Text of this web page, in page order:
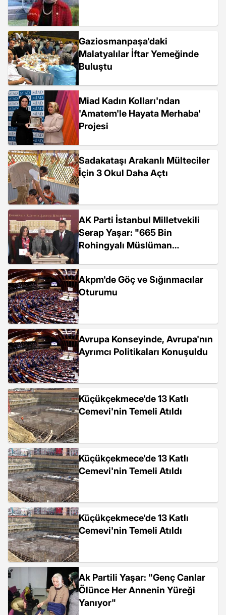
Gaziosmanpaşa'daki
Malatyalılar İftar Yemeğinde
Buluştu
Miad Kadın Kolları'ndan
'Amatem'le Hayata Merhaba'
Projesi
Sadakataşı Arakanlı Mülteciler
İçin 3 Okul Daha Açtı
AK Parti İstanbul Milletvekili
Serap Yaşar: "665 Bin
Rohingyalı Müslüman
Akpm'de Göç ve Sığınmacılar
Oturumu
Avrupa Konseyinde, Avrupa'nın
Ayrımcı Politikaları Konuşuldu
Küçükçekmece'de 13 Katlı
Cemevi'nin Temeli Atıldı
Küçükçekmece'de 13 Katlı
Cemevi'nin Temeli Atıldı
Küçükçekmece'de 13 Katlı
Cemevi'nin Temeli Atıldı
Ak Partili Yaşar: "Genç Canlar
Ölünce Her Annenin Yüreği
Yanıyor"